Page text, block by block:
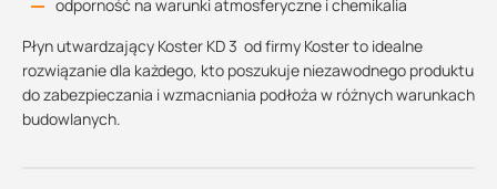
odporność na warunki atmosferyczne i chemikalia
Płyn utwardzający Koster KD 3 od firmy Koster to idealne
rozwiązanie dla każdego, kto poszukuje niezawodnego produktu
do zabezpieczania i wzmacniania podłoża w różnych warunkach
budowlanych.